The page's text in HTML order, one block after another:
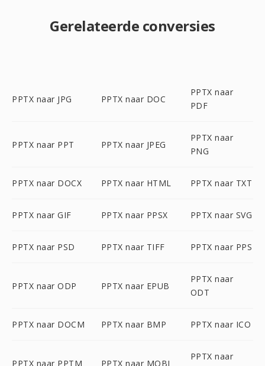
Gerelateerde conversies
PPTX naar JPG PPTX naar DOC
PPTX naar
PDF
PPTX naar PPT PPTX naar JPEG
PPTX naar
PNG
PPTX naar DOCX PPTX naar HTML PPTX naar TXT
PPTX naar GIF PPTX naar PPSX PPTX naar SVG
PPTX naar PSD PPTX naar TIFF PPTX naar PPS
PPTX naar ODP PPTX naar EPUB
PPTX naar
ODT
PPTX naar DOCM PPTX naar BMP PPTX naar ICO
PPTX naar PPTM PPTX naar MOBI
PPTX naar